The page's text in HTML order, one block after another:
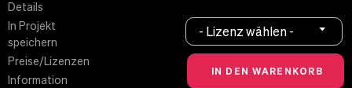
Details
In Projekt
speichern
Preise/Lizenzen
Information
- Lizenz wählen -